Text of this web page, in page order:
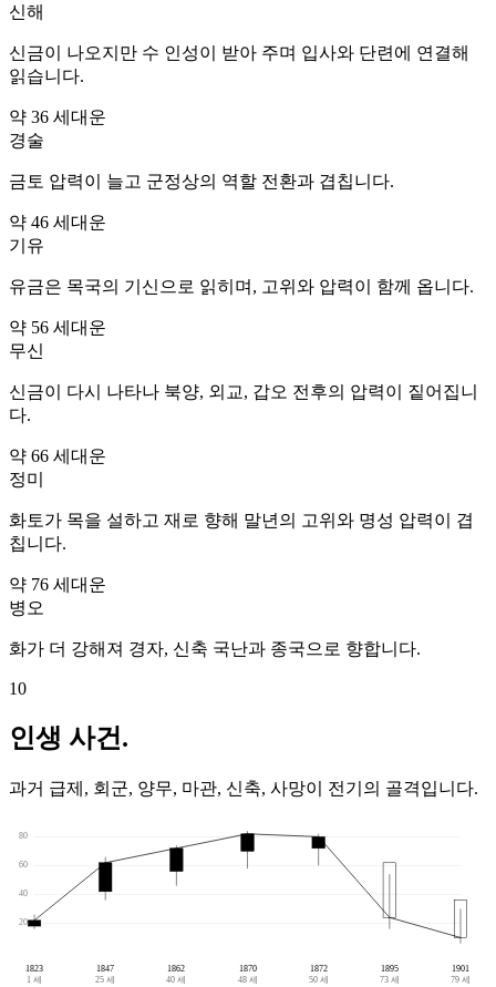
신해
신금이 나오지만 수 인성이 받아 주며 입사와 단련에 연결해
읽습니다.
약 36 세 대운
경술
금토 압력이 늘고 군정상의 역할 전환과 겹칩니다.
약 46 세 대운
기유
유금은 목국의 기신으로 읽히며, 고위와 압력이 함께 옵니다.
약 56 세 대운
무신
신금이 다시 나타나 북양, 외교, 갑오 전후의 압력이 짙어집니
다.
약 66 세 대운
정미
화토가 목을 설하고 재로 향해 말년의 고위와 명성 압력이 겹
칩니다.
약 76 세 대운
병오
화가 더 강해져 경자, 신축 국난과 종국으로 향합니다.
10
인생 사건.
과거 급제, 회군, 양무, 마관, 신축, 사망이 전기의 골격입니다.
20
40
60
80
1823
1 세
1847
25 세
1862
40 세
1870
48 세
1872
50 세
1895
73 세
1901
79 세